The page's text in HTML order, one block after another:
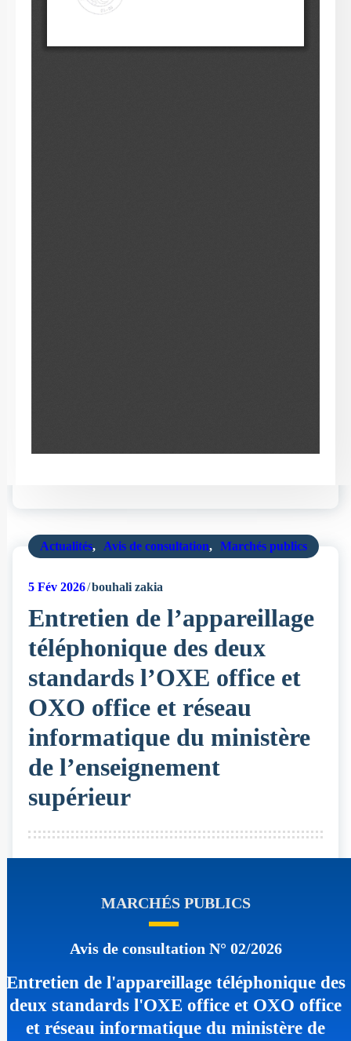
Actualités, Avis de consultation, Marchés publics
5 Fév 2026 bouhali zakia
Entretien de l’appareillage
téléphonique des deux
standards l’OXE office et
OXO office et réseau
informatique du ministère
de l’enseignement
supérieur
MARCHÉS PUBLICS
Avis de consultation N° 02/2026
Entretien de l'appareillage téléphonique des
deux standards l'OXE office et OXO office
et réseau informatique du ministère de